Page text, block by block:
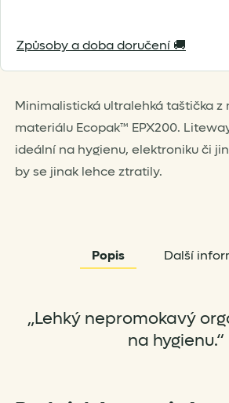
Minimalistická ultralehká taštička z
materiálu Ecopak™ EPX200.
ideální na hygienu, elektroniku či
by se jinak lehce ztratily.
Způsoby a doba doručení 🚚
Popis Další
„Lehký nepromokavý
na hygienu.“